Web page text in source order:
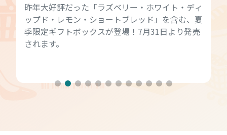
昨年大好評だった「ラズベリー・ホワイト・ディ
ップド・レモン・ショートブレッド」を含む、夏
季限定ギフトボックスが登場！7月31日より発売
されます。